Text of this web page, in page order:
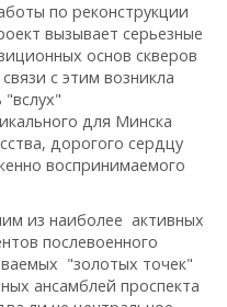
по реконструкции
вызывает серьезные
основ скверов
с этим возникла
для Минска
дорогого сердцу
воспринимаемого
из наиболее активных
послевоенного
"золотых точек"
ансамблей проспекта